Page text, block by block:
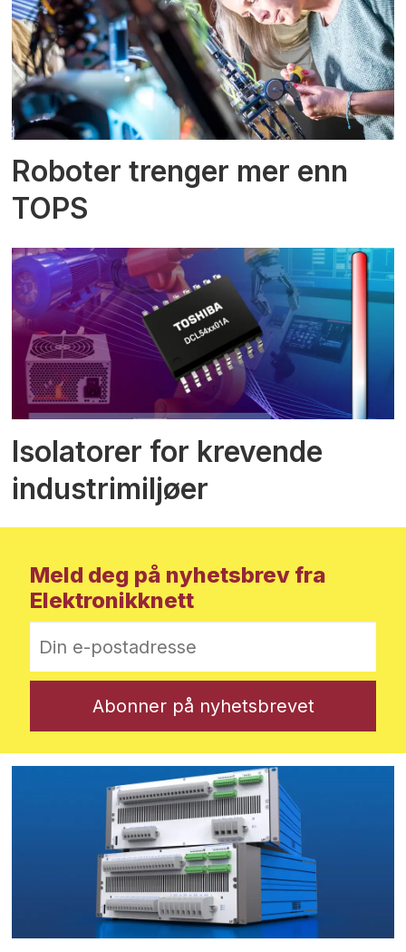
Roboter trenger mer enn
TOPS
Isolatorer for krevende
industrimiljøer
Meld deg på nyhetsbrev fra
Elektronikknett